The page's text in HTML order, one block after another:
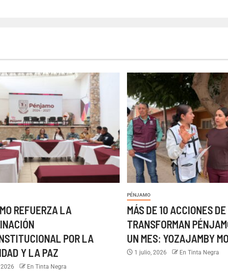
REFUERZA LA
POR LA
Y LA PAZ
En Tinta Negra
PÉNJAMO
MÁS DE 10 ACCIONES
TRANSFORMAN
UN MES: YOZAJAMBY
1 julio, 2026 En Tinta Negra